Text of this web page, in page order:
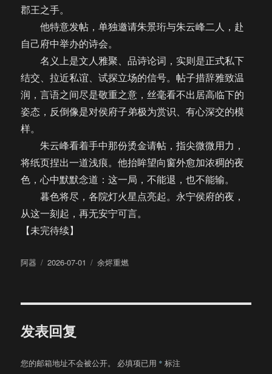
郡王之手。
他特意发帖，单独邀请朱景珩与朱云峰二人，赴
自己府中举办的诗会。
名义上是文人雅聚、品诗论词，实则是正式私下
结交、拉近私谊、试探立场的信号。帖子措辞雅致温
润，言语之间尽是敬重之意，丝毫看不出居高临下的
姿态，反倒像是对侯府子弟极为赏识、有心深交的模
样。
朱云峰看着手中那份烫金请帖，指尖微微用力，
将纸页捏出一道浅痕。他抬眸望向窗外愈加浓稠的夜
色，心中默默念道：这一局，不能退，也不能输。
暮色将尽，各院灯火星点亮起。永宁侯府的夜，
从这一刻起，再无安宁可言。
【未完待续】
作
阿器
发
2026-07-01
分
余烬重燃
发表回复
您的邮箱地址不会被公开。 必填项已用 * 标注